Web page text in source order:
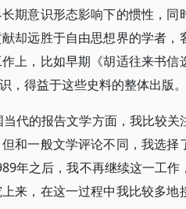
期意识形态影响下的惯性，同
却远胜于自由思想界的学者，
上，比如早期《胡适往来书信
得益于这些史料的整体出版。
的报告文学方面，我比较关
和一般文学评论不同，我选择
年之后，我不再继续这一工作
来，在这一过程中我比较多地